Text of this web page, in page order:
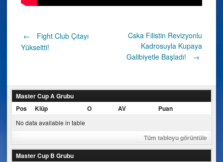
Post
←
Fight Club Çıtayı
Yükseltti!
Cska Filistin Revizyonlu
Kadrosuyla Kupaya
Galibiyetle Başladı!
→
Master Cup A Grubu
Pos
Klüp O AV Puan
No data available in table
Tüm tabloyu görüntüle
Master Cup B Grubu